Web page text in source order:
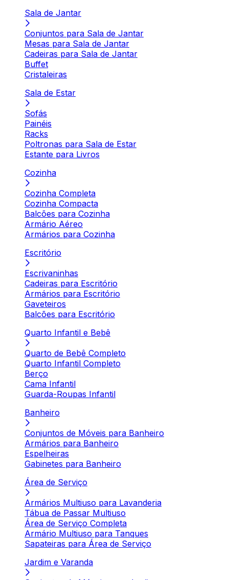
Sala de Jantar
Conjuntos para Sala de Jantar
Mesas para Sala de Jantar
Cadeiras para Sala de Jantar
Buffet
Cristaleiras
Sala de Estar
Sofás
Painéis
Racks
Poltronas para Sala de Estar
Estante para Livros
Cozinha
Cozinha Completa
Cozinha Compacta
Balcões para Cozinha
Armário Aéreo
Armários para Cozinha
Escritório
Escrivaninhas
Cadeiras para Escritório
Armários para Escritório
Gaveteiros
Balcões para Escritório
Quarto Infantil e Bebê
Quarto de Bebê Completo
Quarto Infantil Completo
Berço
Cama Infantil
Guarda-Roupas Infantil
Banheiro
Conjuntos de Móveis para Banheiro
Armários para Banheiro
Espelheiras
Gabinetes para Banheiro
Área de Serviço
Armários Multiuso para Lavanderia
Tábua de Passar Multiuso
Área de Serviço Completa
Armário Multiuso para Tanques
Sapateiras para Área de Serviço
Jardim e Varanda